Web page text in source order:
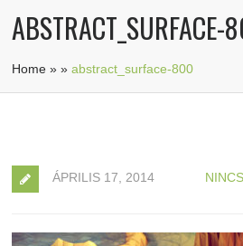
ABSTRACT_SURFACE-
Home »»abstract_surface-800
ÁPRILIS 17, 2014